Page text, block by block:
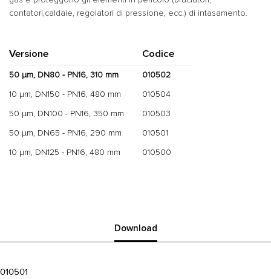
contatori,caldaie, regolatori di pressione, ecc.) di intasamento.
Versione Codice
50 µm, DN80 - PN16, 310 mm
010502
10 µm, DN150 - PN16, 480 mm
010504
50 µm, DN100 - PN16, 350 mm
010503
50 µm, DN65 - PN16, 290 mm
010501
10 µm, DN125 - PN16, 480 mm
010500
Download
010501